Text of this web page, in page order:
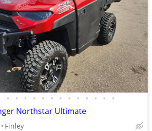
• • • • • • • • • • • • •
Northstar Ultimate
Finley